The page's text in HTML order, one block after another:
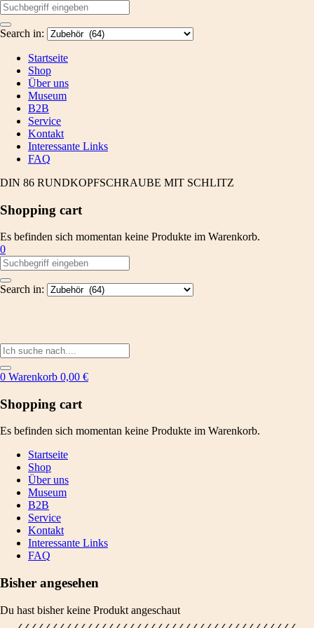
Search in:
Startseite
Shop
Über uns
Museum
B2B
Service
Kontakt
Interessante Links
FAQ
DIN 86 RUNDKOPFSCHRAUBE MIT SCHLITZ
Shopping cart
Es befinden sich momentan keine Produkte im Warenkorb.
0
Search in:
0 Warenkorb 0,00 €
Shopping cart
Es befinden sich momentan keine Produkte im Warenkorb.
Startseite
Shop
Über uns
Museum
B2B
Service
Kontakt
Interessante Links
FAQ
Bisher angesehen
Du hast bisher keine Produkt angeschaut